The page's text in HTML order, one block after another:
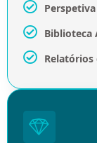
Biblioteca
Relatórios